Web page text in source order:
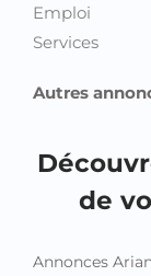
Emploi
Services
Autres
de
Annonces